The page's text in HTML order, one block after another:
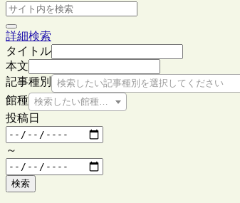
詳細検索
タイトル
本文
記事種別
検索したい記事種別を選択してください
館種 検索したい館種を選択してください
投稿日
～
検索